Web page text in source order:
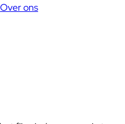
Over ons